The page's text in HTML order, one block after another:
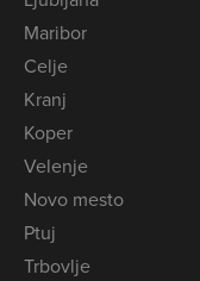
Maribor
Celje
Kranj
Koper
Velenje
Novo mesto
Ptuj
Trbovlje